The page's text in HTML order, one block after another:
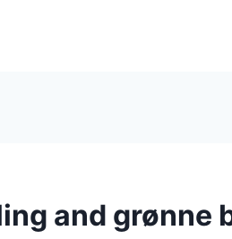
and grønne